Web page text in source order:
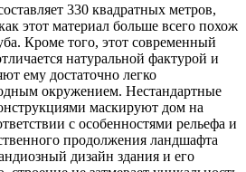
330 квадратных метров,
этот материал больше всего похож
Кроме того, этот современный
натуральной фактурой и
ему достаточно легко
окружением. Нестандартные
маскируют дом на
с особенностями рельефа и
продолжения ландшафта
дизайн здания и его